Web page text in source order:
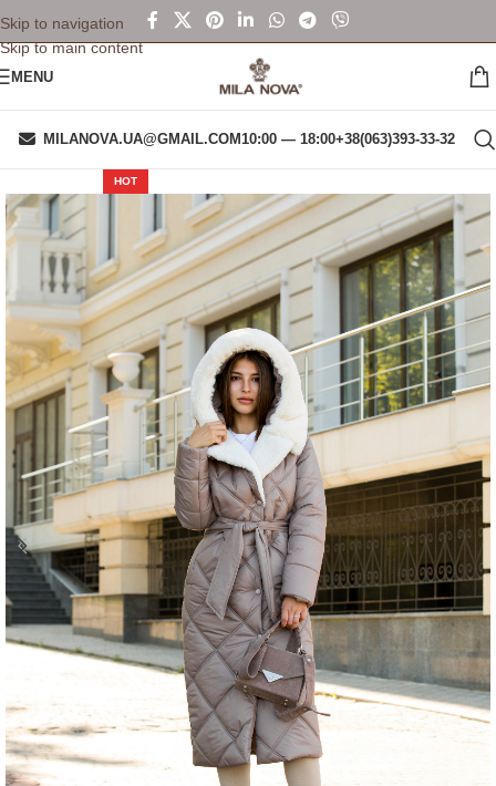
Skip to navigation
Skip to main content
MENU
MILANOVA.UA@GMAIL.COM10:00 — 18:00+38(063)393-33-32
HOT